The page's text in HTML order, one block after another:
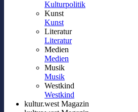
Kulturpolitik
Kunst
Kunst
Literatur
Literatur
Medien
Medien
Musik
Musik
Westkind
Westkind
kultur.west Magazin